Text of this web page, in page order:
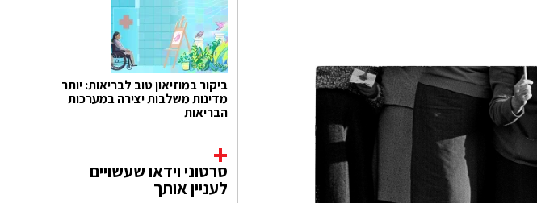
ביקור במוזיאון טוב לבריאות: יותר
מדינות משלבות יצירה במערכות
הבריאות
סרטוני וידאו שעשויים
לעניין אותך